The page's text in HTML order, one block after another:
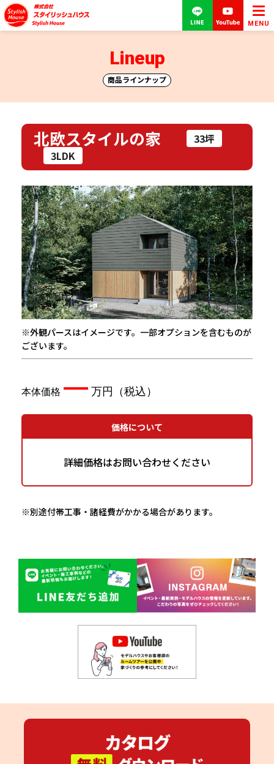
MENU
商品ラインナップ
Lineup
北欧スタイルの家
33坪
3LDK
—
価格について
詳細価格はお問い合わせください
※別途付帯工事・諸経費がかかる場合があります。
※外観パースはイメージです。一部オプションを含むものが
ございます。